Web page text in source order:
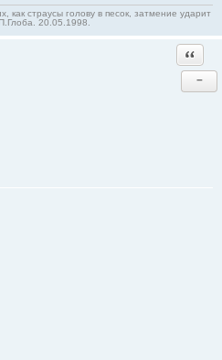
страусы голову в песок, затмение ударит
20.05.1998.
−